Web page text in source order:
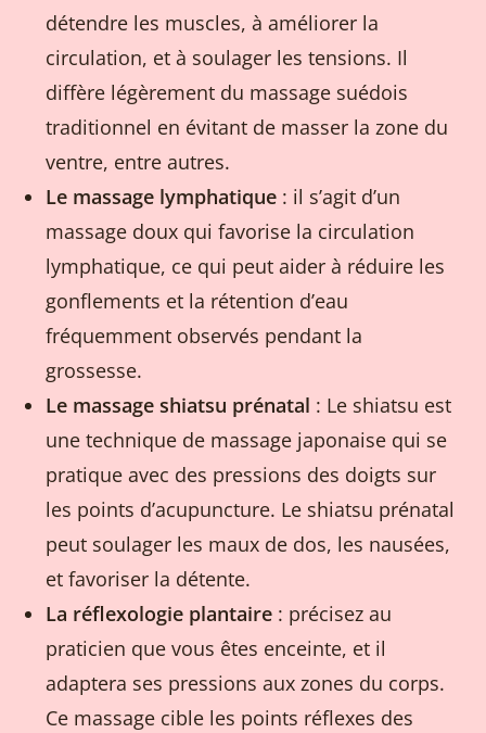
détendre les muscles, à améliorer la
circulation, et à soulager les tensions. Il
diffère légèrement du massage suédois
traditionnel en évitant de masser la zone du
ventre, entre autres.
Le massage lymphatique : il s’agit d’un
massage doux qui favorise la circulation
lymphatique, ce qui peut aider à réduire les
gonflements et la rétention d’eau
fréquemment observés pendant la
grossesse.
Le massage shiatsu prénatal : Le shiatsu est
une technique de massage japonaise qui se
pratique avec des pressions des doigts sur
les points d’acupuncture. Le shiatsu prénatal
peut soulager les maux de dos, les nausées,
et favoriser la détente.
La réflexologie plantaire : précisez au
praticien que vous êtes enceinte, et il
adaptera ses pressions aux zones du corps.
Ce massage cible les points réflexes des